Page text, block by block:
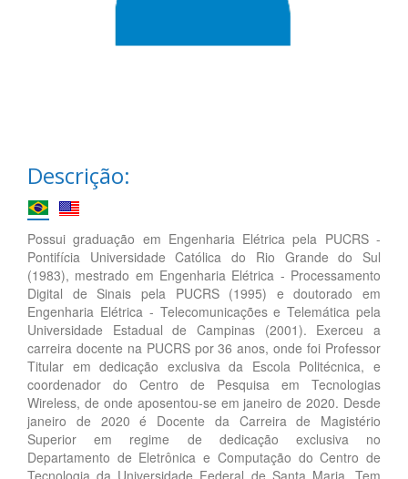
Descrição:
Possui graduação em Engenharia Elétrica pela PUCRS -
Pontifícia Universidade Católica do Rio Grande do Sul
(1983), mestrado em Engenharia Elétrica - Processamento
Digital de Sinais pela PUCRS (1995) e doutorado em
Engenharia Elétrica - Telecomunicações e Telemática pela
Universidade Estadual de Campinas (2001). Exerceu a
carreira docente na PUCRS por 36 anos, onde foi Professor
Titular em dedicação exclusiva da Escola Politécnica, e
coordenador do Centro de Pesquisa em Tecnologias
Wireless, de onde aposentou-se em janeiro de 2020. Desde
janeiro de 2020 é Docente da Carreira de Magistério
Superior em regime de dedicação exclusiva no
Departamento de Eletrônica e Computação do Centro de
Tecnologia da Universidade Federal de Santa Maria. Tem